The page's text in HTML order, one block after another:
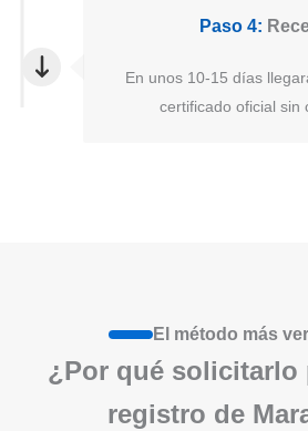
Paso 4:
En unos 10-15 días
certificado oficial sin
El método más
¿Por qué solicitarlo
registro de